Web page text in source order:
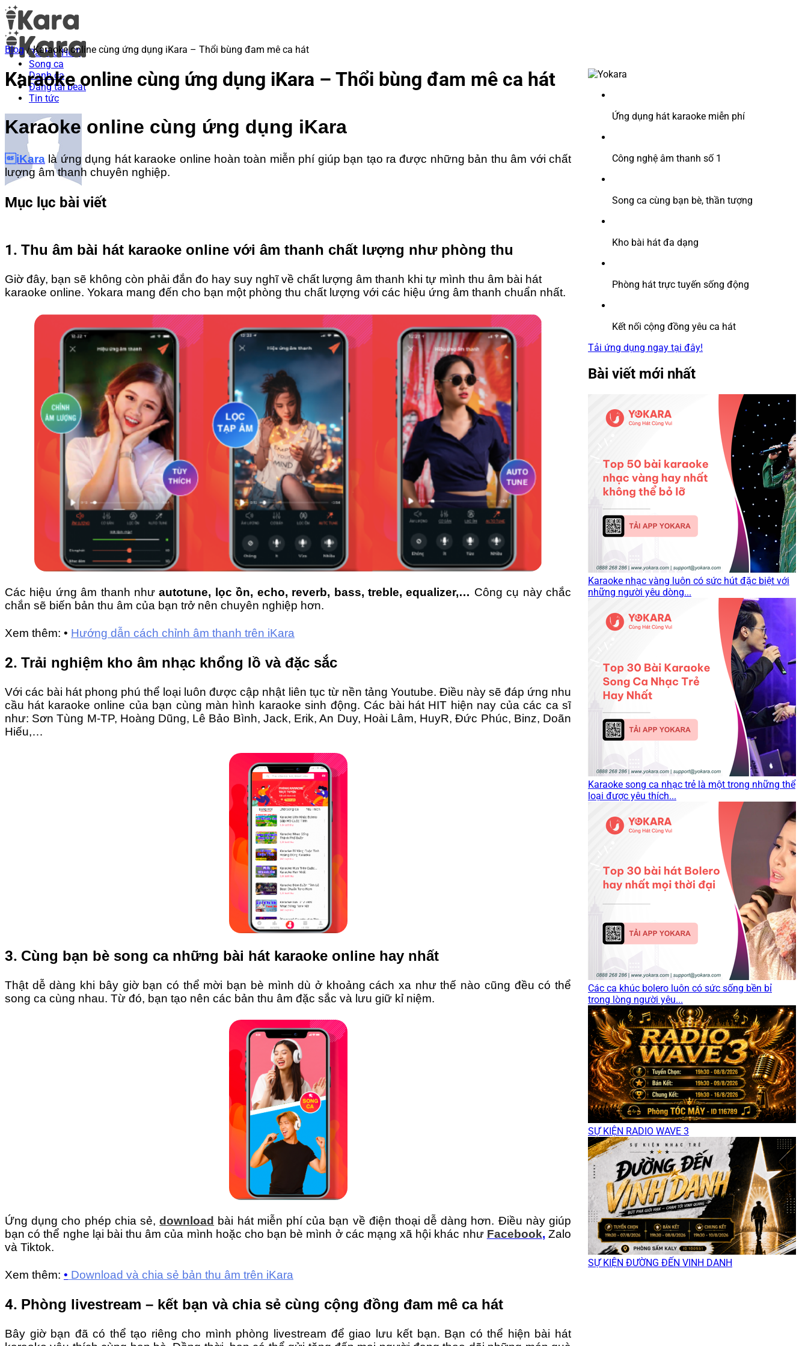
Bài thu HOT
Song ca
Danh ca
Đăng tải beat
Tin tức
Blog / Karaoke online cùng ứng dụng iKara – Thổi bùng đam mê ca hát
Karaoke online cùng ứng dụng iKara – Thổi bùng đam mê ca hát
Karaoke online cùng ứng dụng iKara
iKara là ứng dụng hát karaoke online hoàn toàn miễn phí giúp bạn tạo ra được những bản thu âm với chất
lượng âm thanh chuyên nghiệp.
Mục lục bài viết
2. Trải nghiệm kho âm nhạc khổng lồ và đặc sắc
3. Cùng bạn bè song ca những bài hát karaoke online hay nhất
Thử sức trên bảng xếp hạng âm nhạc
1. Thu âm bài hát karaoke online với âm thanh chất lượng như phòng thu
Giờ đây, bạn sẽ không còn phải đắn đo hay suy nghĩ về chất lượng âm thanh khi tự mình thu âm bài hát
karaoke online. Yokara mang đến cho bạn một phòng thu chất lượng với các hiệu ứng âm thanh chuẩn nhất.
Các hiệu ứng âm thanh nhưautotune, lọc ồn, echo, reverb, bass, treble, equalizer,… Công cụ này chắc
chắn sẽ biến bản thu âm của bạn trở nên chuyên nghiệp hơn.
Xem thêm: • Hướng dẫn cách chỉnh âm thanh trên iKara
2. Trải nghiệm kho âm nhạc khổng lồ và đặc sắc
Với các bài hát phong phú thể loại luôn được cập nhật liên tục từ nền tảng Youtube. Điều này sẽ đáp ứng nhu
cầu hát karaoke online của bạn cùng màn hình karaoke sinh động. Các bài hát HIT hiện nay của các ca sĩ
như: Sơn Tùng M-TP, Hoàng Dũng, Lê Bảo Bình, Jack, Erik, An Duy, Hoài Lâm, HuyR, Đức Phúc, Binz, Doãn
Hiếu,…
3. Cùng bạn bè song ca những bài hát karaoke online hay nhất
Thật dễ dàng khi bây giờ bạn có thể mời bạn bè mình dù ở khoảng cách xa như thế nào cũng đều có thể
song ca cùng nhau. Từ đó, bạn tạo nên các bản thu âm đặc sắc và lưu giữ kỉ niệm.
Ứng dụng cho phép chia sẻ,download bài hát miễn phí của bạn về điện thoại dễ dàng hơn. Điều này giúp
bạn có thể nghe lại bài thu âm của mình hoặc cho bạn bè mình ở các mạng xã hội khác như Facebook, Zalo
và Tiktok.
Xem thêm: • Download và chia sẻ bản thu âm trên iKara
4. Phòng livestream – kết bạn và chia sẻ cùng cộng đồng đam mê ca hát
Bây giờ bạn đã có thể tạo riêng cho mình phòng livestream để giao lưu kết bạn. Bạn có thể hiện bài hát
Ứng dụng hát karaoke miễn phí
Công nghệ âm thanh số 1
Song ca cùng bạn bè, thần tượng
Kho bài hát đa dạng
Phòng hát trực tuyến sống động
Kết nối cộng đồng yêu ca hát
Tải ứng dụng ngay tại đây!
Bài viết mới nhất
Karaoke nhạc vàng luôn có sức hút đặc biệt với
những người yêu dòng...
Karaoke song ca nhạc trẻ là một trong những thể
loại được yêu thích...
Các ca khúc bolero luôn có sức sống bền bỉ
trong lòng người yêu...
SỰ KIỆN RADIO WAVE 3
SỰ KIỆN ĐƯỜNG ĐẾN VINH DANH